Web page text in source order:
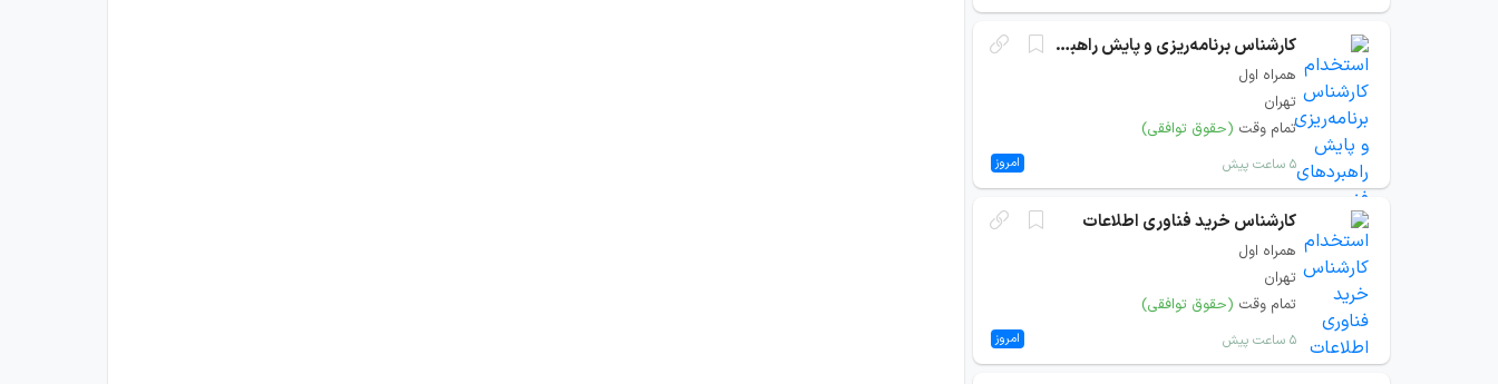
کارشناس برنامه‌ریزی و پایش راهبردهای فنی
همراه اول
تهران
تمام وقت (حقوق توافقی)
۵ ساعت پیش امروز
کارشناس خرید فناوری اطلاعات
همراه اول
تهران
تمام وقت (حقوق توافقی)
۵ ساعت پیش امروز